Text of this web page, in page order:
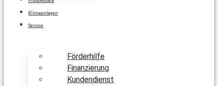
Klimaanlagen
Service
Förderhilfe
Finanzierung
Kundendienst